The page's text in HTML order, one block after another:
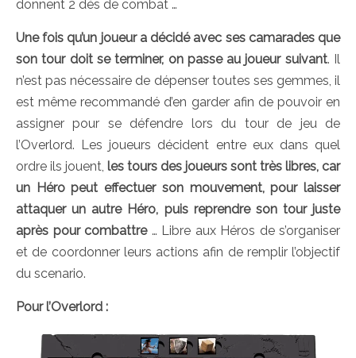
donnent 2 dés de combat …
Une fois qu’un joueur a décidé avec ses camarades que
son tour doit se terminer, on passe au joueur suivant. Il
n’est pas nécessaire de dépenser toutes ses gemmes, il
est même recommandé d’en garder afin de pouvoir en
assigner pour se défendre lors du tour de jeu de
l’Overlord. Les joueurs décident entre eux dans quel
ordre ils jouent, les tours des joueurs sont très libres, car
un Héro peut effectuer son mouvement, pour laisser
attaquer un autre Héro, puis reprendre son tour juste
après pour combattre… Libre aux Héros de s’organiser
et de coordonner leurs actions afin de remplir l’objectif
du scenario.
Pour l’Overlord :